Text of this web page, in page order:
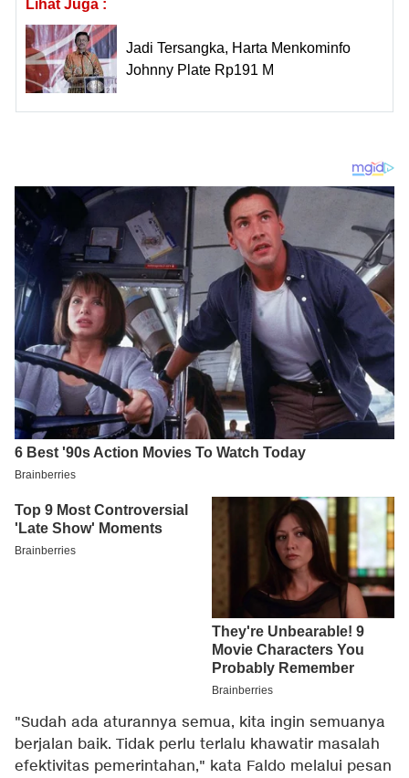
Lihat Juga :
Jadi Tersangka, Harta Menkominfo
Johnny Plate Rp191 M
"Sudah ada aturannya semua, kita ingin semuanya
berjalan baik. Tidak perlu terlalu khawatir masalah
efektivitas pemerintahan," kata Faldo melalui pesan